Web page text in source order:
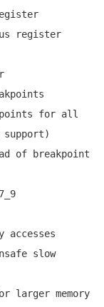
register
for all
support)
of breakpoint
accesses
slow
larger memory